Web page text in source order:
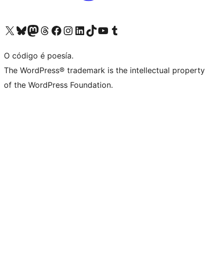
Visita la cuenta de X (anteriormente Twitter)
Visita a nosa conta de Bluesky
Visita a nosa conta de Mastodon
Visita a nosa conta de Threads
Visita a nosa páxina de Facebook
Visita a nosa conta de Instagram
Visita a nosa conta de LinkedIn
Visita a nosa conta de TikTok
Visita a nosa canle de YouTube
Visita a nosa conta de Tumblr
O código é poesía.
The WordPress® trademark is the intellectual property
of the WordPress Foundation.